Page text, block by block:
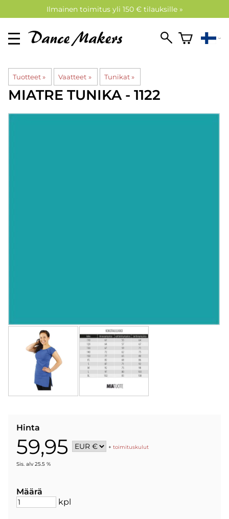
Ilmainen toimitus yli 150 € tilauksille »
Tuotteet‪» Vaatteet ‪» Tunikat ‪»
MIATRE TUNIKA - 1122
Hinta
59,95 +toimituskulut
Sis. alv 25.5 %
Määrä
kpl